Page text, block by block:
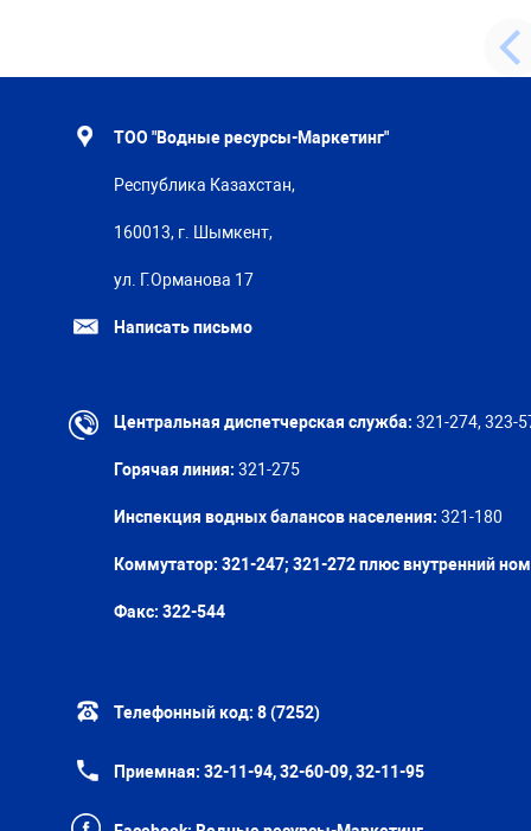
ТОО "Водные ресурсы-Маркетинг"
Республика Казахстан,
160013, г. Шымкент,
ул. Г.Орманова 17
Написать письмо
Центральная диспетчерская служба: 321-274, 323-
Горячая линия: 321-275
Инспекция водных балансов населения: 321-180
Коммутатор: 321-247; 321-272 плюс внутренний
Факс: 322-544
Телефонный код: 8 (7252)
Приемная: 32-11-94, 32-60-09, 32-11-95